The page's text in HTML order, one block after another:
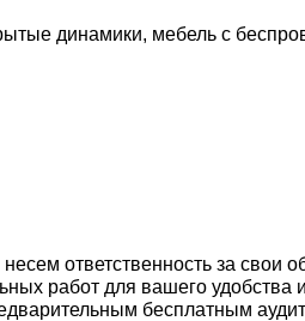
динамики, мебель с
ответственность за
работ для вашего
бесплатным